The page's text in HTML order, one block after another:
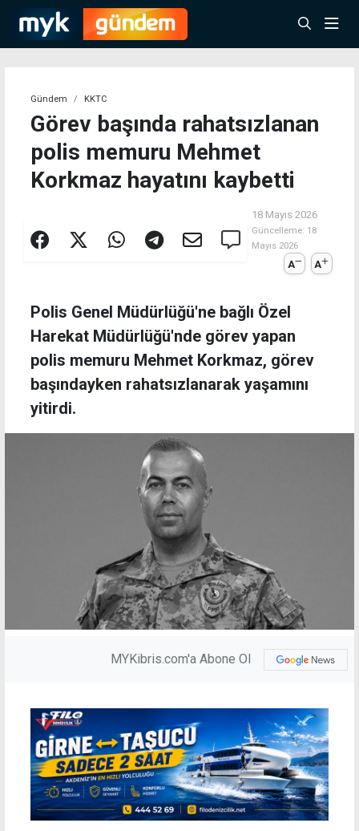
Gündem KKTC
Görev başında rahatsızlanan
polis memuru Mehmet
Korkmaz hayatını kaybetti
18 Mayıs 2026
Güncelleme: 18
Mayıs 2026
A A
Polis Genel Müdürlüğü'ne bağlı Özel
Harekat Müdürlüğü'nde görev yapan
polis memuru Mehmet Korkmaz, görev
başındayken rahatsızlanarak yaşamını
yitirdi.
MYKibris.com'a Abone Ol